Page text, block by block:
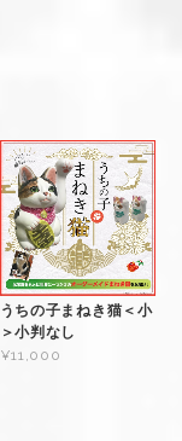
うちの子まねき猫＜小
＞小判なし
¥11,000